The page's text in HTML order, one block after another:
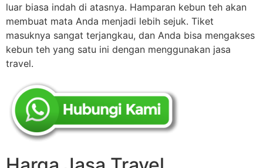
luar biasa indah di atasnya. Hamparan kebun teh akan
membuat mata Anda menjadi lebih sejuk. Tiket
masuknya sangat terjangkau, dan Anda bisa mengakses
kebun teh yang satu ini dengan menggunakan jasa
travel.